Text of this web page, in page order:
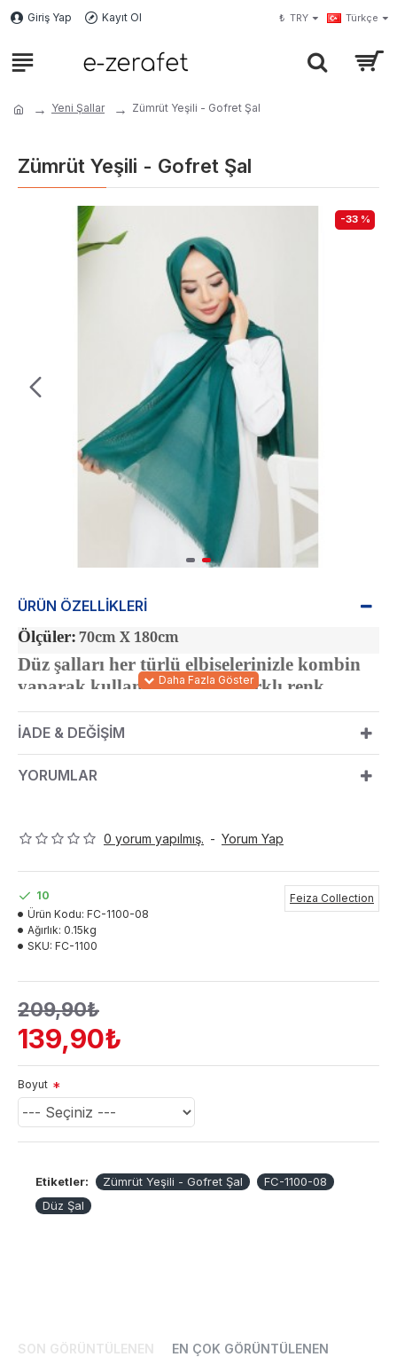
Giriş Yap Kayıt Ol ₺ TRY Türkçe
Yeni Şallar Zümrüt Yeşili - Gofret Şal
Zümrüt Yeşili - Gofret Şal
-33 %
ÜRÜN ÖZELLIKLERI
Ölçüler:70cm X 180cm
Düz şalları her türlü elbiselerinizle kombin
yaparak kullanabilirsiniz. Farklı renk
alternatifleriyle bulabilirsiniz.
İADE & DEĞIŞIM
YORUMLAR
0 yorum yapılmış. - Yorum Yap
139,90₺
209,90₺
10
Ürün Kodu: FC-1100-08
Ağırlık: 0.15kg
SKU: FC-1100
Feiza Collection
Boyut
Etiketler: Zümrüt Yeşili - Gofret Şal
FC-1100-08
Düz Şal
SON GÖRÜNTÜLENEN EN ÇOK GÖRÜNTÜLENEN